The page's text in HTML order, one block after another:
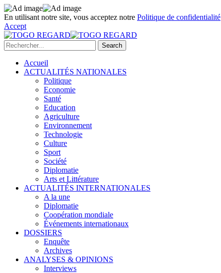
En utilisant notre site, vous acceptez notre Politique de confidentialité
Accept
Accueil
ACTUALITÉS NATIONALES
Politique
Economie
Santé
Education
Agriculture
Environnement
Technologie
Culture
Sport
Société
Diplomatie
Arts et Littérature
ACTUALITÉS INTERNATIONALES
A la une
Diplomatie
Coopération mondiale
Événements internationaux
DOSSIERS
Enquête
Archives
ANALYSES & OPINIONS
Interviews